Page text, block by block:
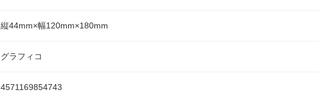
縦44mm×幅120mm×180mm
グラフィコ
4571169854743